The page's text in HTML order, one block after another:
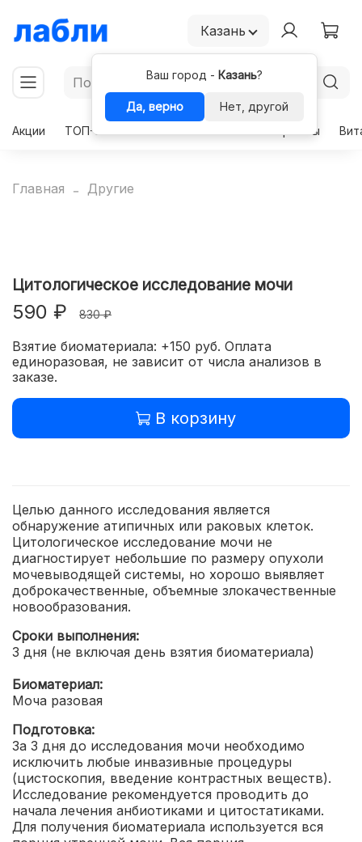
Казань
Ваш город - Казань?
Да, верно
Нет, другой
Акции
ТОП-50 Гормоны
Главная Другие
Цитологическое исследование мочи
590 ₽ 830 ₽
Взятие биоматериала: +150 руб. Оплата
единоразовая, не зависит от числа анализов в
заказе.
В корзину
Целью данного исследования является
обнаружение атипичных или раковых клеток.
Цитологическое исследование мочи не
диагностирует небольшие по размеру опухоли
мочевыводящей системы, но хорошо выявляет
доброкачественные, объемные злокачественные
новообразования.
Сроки выполнения:
3 дня (не включая день взятия биоматериала)
Биоматериал:
Моча разовая
Подготовка:
За 3 дня до исследования мочи необходимо
исключить любые инвазивные процедуры
(цистоскопия, введение контрастных веществ).
Исследование рекомендуется проводить до
начала лечения анбиотиками и цитостатиками.
Для получения биоматериала используется вся